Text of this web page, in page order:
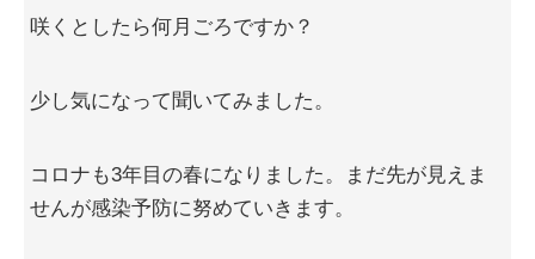
咲くとしたら何月ごろですか？
少し気になって聞いてみました。
コロナも3年目の春になりました。まだ先が見えま
せんが感染予防に努めていきます。